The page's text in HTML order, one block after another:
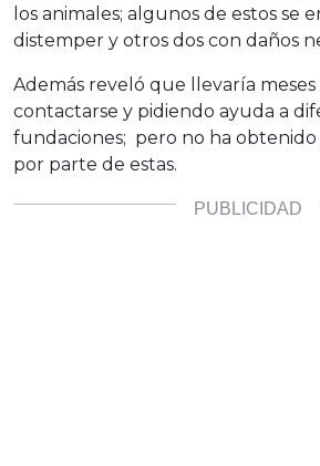
los animales; algunos de estos se
distemper y otros dos con daños
Además reveló que llevaría
contactarse y pidiendo ayuda a
fundaciones; pero no ha
por parte de estas.